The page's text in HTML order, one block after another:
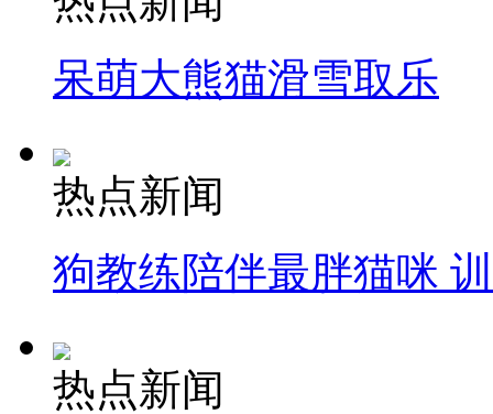
呆萌大熊猫滑雪取乐
热点新闻
狗教练陪伴最胖猫咪
热点新闻